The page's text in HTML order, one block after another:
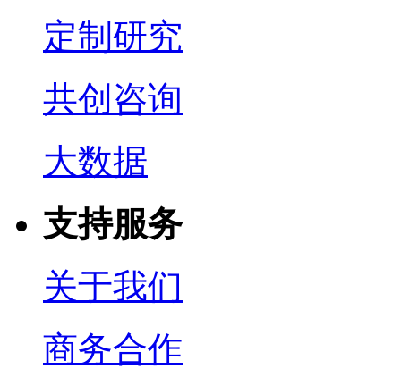
定制研究
共创咨询
大数据
支持服务
关于我们
商务合作